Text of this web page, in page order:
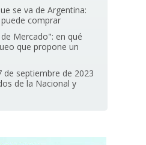
se va de Argentina:
comprar
Mercado": en qué
que propone un
de septiembre de 2023
de la Nacional y